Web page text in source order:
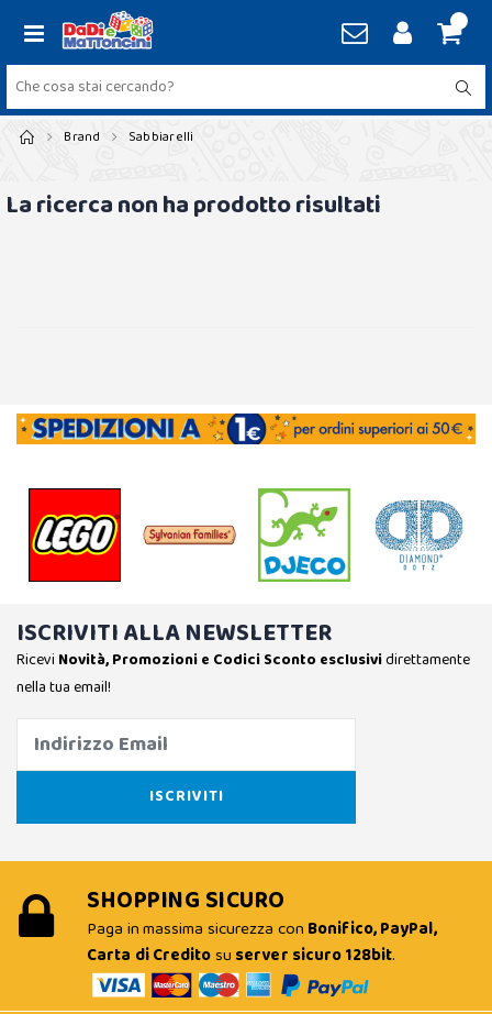
Brand Sabbiarelli
La ricerca non ha prodotto risultati
ISCRIVITI ALLA NEWSLETTER
Ricevi Novità, Promozioni e Codici Sconto esclusividirettamente
nella tua email!
SHOPPING SICURO
Paga in massima sicurezza con Bonifico, PayPal,
Carta di Creditosu server sicuro 128bit.